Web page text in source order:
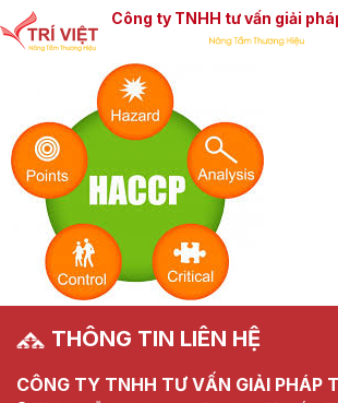
Công ty TNHH tư vấn giải
THÔNG TIN LIÊN HỆ
CÔNG TY TNHH TƯ VẤN GIẢI PHÁP